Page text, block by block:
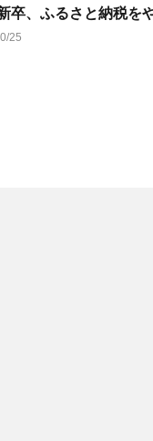
卒、ふるさと納税を
25